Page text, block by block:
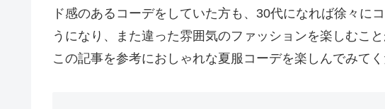
ド感のあるコーデをしていた方も、30代になれば徐々に
うになり、また違った雰囲気のファッションを楽しむこ
この記事を参考におしゃれな夏服コーデを楽しんでみてく